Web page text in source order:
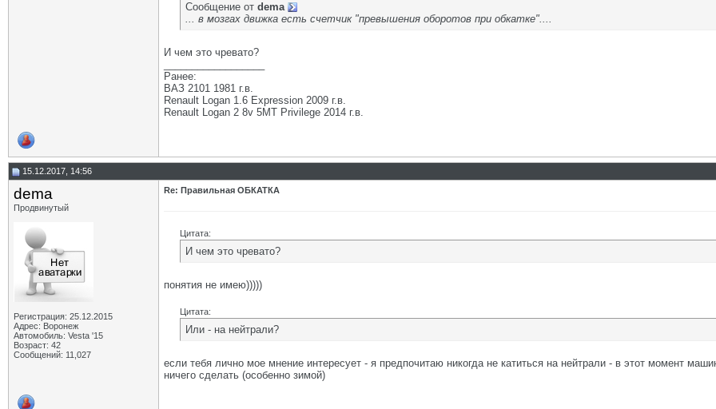
Сообщение от dema
... в мозгах движка есть счетчик "превышения оборотов при обкатке"....
И чем это чревато?
Ранее:
ВАЗ 2101 1981 г.в.
Renault Logan 1.6 Expression 2009 г.в.
Renault Logan 2 8v 5МТ Privilege 2014 г.в.
15.12.2017, 14:56
dema
Продвинутый
Регистрация: 25.12.2015
Адрес: Воронеж
Автомобиль: Vesta '15
Возраст: 42
Сообщений: 11,027
Re: Правильная ОБКАТКА
Цитата:
И чем это чревато?
понятия не имею)))))
Цитата:
Или - на нейтрали?
если тебя лично мое мнение интересует - я предпочитаю никогда не катиться на нейтрали - в этот момент
ничего сделать (особенно зимой)